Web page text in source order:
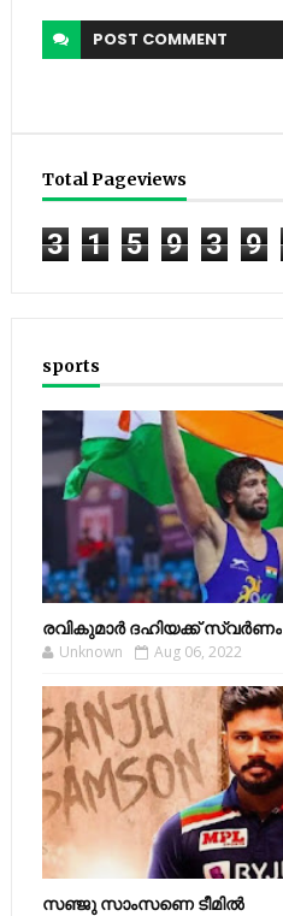
POST COMMENT
Total Pageviews
3 1 5 9 3 9
sports
രവികുമാര്‍ ദഹിയക്ക് സ്വര്‍ണം
Unknown Aug 06, 2022
സഞ്ജു സാംസണെ ടീമില്‍